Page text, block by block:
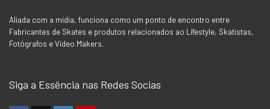
Aliada com a mídia, funciona como um ponto de encontro entre
Fabricantes de Skates e produtos relacionados ao Lifestyle, Skatistas,
Fotógrafos e Vídeo Makers.
Siga a Essência nas Redes Socias